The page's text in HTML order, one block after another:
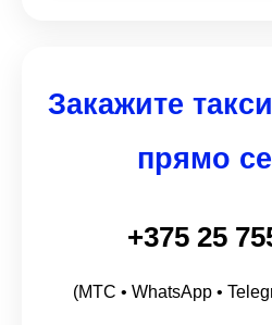
Закажите
прямо
+375 25
(МТС • WhatsApp •